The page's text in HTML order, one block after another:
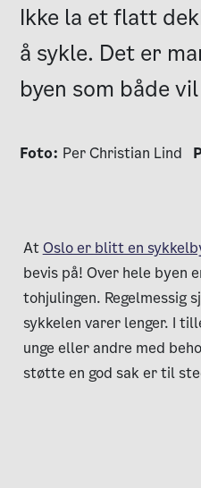
Ikke la et flatt
å sykle. Det er
byen som både
Foto: Per Christian Lind
AtOslo er blitt en
bevis på! Over hele byen
tohjulingen. Regelmessig
sykkelen varer lenger. I
unge eller andre med
støtte en god sak er til